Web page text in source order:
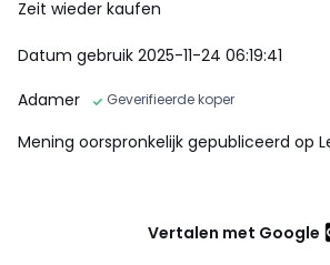
Zeit wieder kaufen
Datum gebruik 2025-11-24 06:19:41
Adamer
Geverifieerde koper
Mening oorspronkelijk gepubliceerd op
Vertalen met Google